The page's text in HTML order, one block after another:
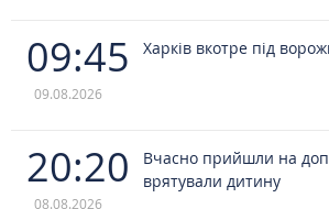
09:45
09.08.2026
Харків вкотре під
20:20
08.08.2026
Вчасно прийшли на
врятували дитину